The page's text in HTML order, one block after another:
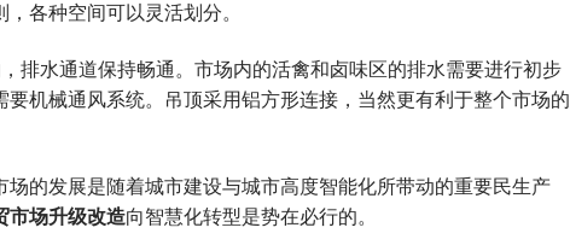
各种空间可以灵活划分。
水通道保持畅通。市场内的活禽和卤味区的排水需要进行初步
机械通风系统。吊顶采用铝方形连接，当然更有利于整个市场的
发展是随着城市建设与城市高度智能化所带动的重要民生产
市场升级改造向智慧化转型是势在必行的。